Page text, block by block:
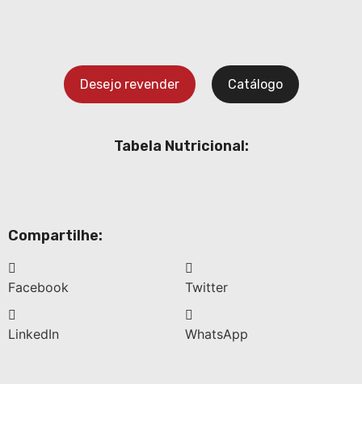
Desejo revender Catálogo
Tabela Nutricional:
Compartilhe:
Facebook Twitter
LinkedIn WhatsApp